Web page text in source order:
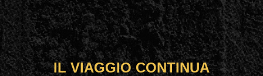
IL VIAGGIO CONTINUA